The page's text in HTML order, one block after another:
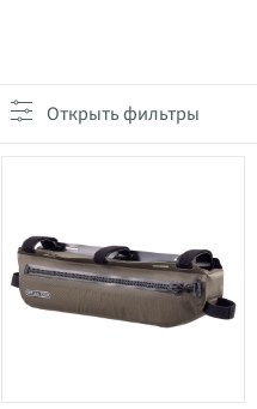
раму
Открыть фильтры